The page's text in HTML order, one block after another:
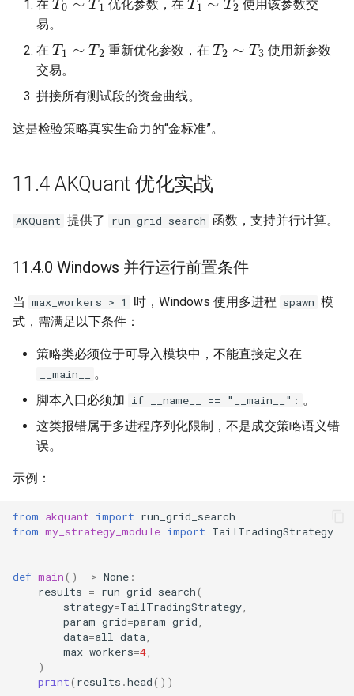
在 优化参数，在
使用该参数交
易。
在
T
重新优化参数，在
使用新参数
交易。
拼接所有测试段的资金曲线。
这是检验策略真实生命力的“金标准”。
11.4 AKQuant 优化实战
AKQuant 提供了 run_grid_search 函数，支持并行计算。
11.4.0 Windows 并行运行前置条件
当 max_workers > 1 时，Windows 使用多进程 spawn 模
式，需满足以下条件：
策略类必须位于可导入模块中，不能直接定义在
__main__
。
脚本入口必须加 if __name__ == "__main__": 。
这类报错属于多进程序列化限制，不是成交策略语义错
误。
示例：
from akquant import run_grid_search
from my_strategy_module import TailTradingStrategy
def main() -> None :
results = run_grid_search(
strategy=TailTradingStrategy,
param_grid=param_grid,
data=all_data,
max_workers=4,
)
print( results .head())